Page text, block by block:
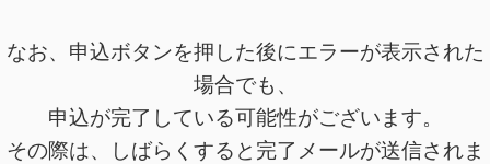
なお、申込ボタンを押した後にエラーが表示された
場合でも、
申込が完了している可能性がございます。
その際は、しばらくすると完了メールが送信されま